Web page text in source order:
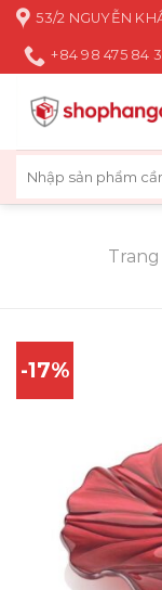
Skip
content
53/2 NGUYỄN
+84 98 475 84
kiếm:
-17%